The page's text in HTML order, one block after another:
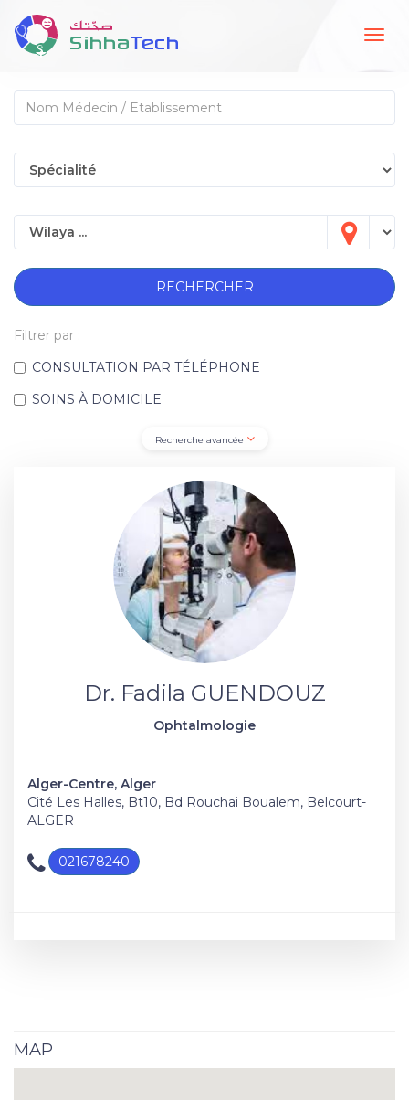
RECHERCHER
Filtrer par :
CONSULTATION PAR TÉLÉPHONE
SOINS À DOMICILE
Recherche avancée
Dr. Fadila GUENDOUZ
Ophtalmologie
Alger-Centre, Alger
Cité Les Halles, Bt10, Bd Rouchai Boualem, Belcourt-
ALGER
021678240
MAP